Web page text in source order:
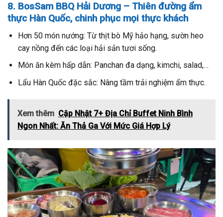
8. BosSam BBQ Hải Dương – Thiên đường ẩm
thực Hàn Quốc, chinh phục mọi thực khách
Hơn 50 món nướng: Từ thịt bò Mỹ hảo hạng, sườn heo
cay nồng đến các loại hải sản tươi sống.
Món ăn kèm hấp dẫn: Panchan đa dạng, kimchi, salad,…
Lẩu Hàn Quốc đặc sắc: Nâng tầm trải nghiệm ẩm thực.
Xem thêm Cập Nhật 7+ Địa Chỉ Buffet Ninh Bình
Ngon Nhất: Ăn Thả Ga Với Mức Giá Hợp Lý